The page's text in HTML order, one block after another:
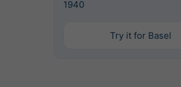
1940
Try it for Basel